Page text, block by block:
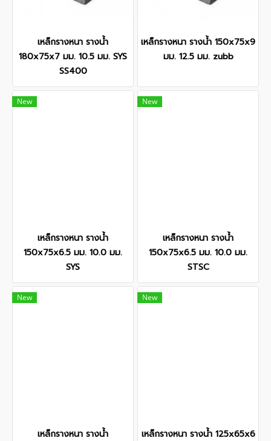
เหล็กรางหนา รางน้ำ
180x75x7 มม. 10.5 มม. SYS
SS400
เหล็กรางหนา รางน้ำ 150x75x9
มม. 12.5 มม. zubb
New
เหล็กรางหนา รางน้ำ
150x75x6.5 มม. 10.0 มม.
SYS
New
เหล็กรางหนา รางน้ำ
150x75x6.5 มม. 10.0 มม.
STSC
New
เหล็กรางหนา รางน้ำ
New
เหล็กรางหนา รางน้ำ 125x65x6